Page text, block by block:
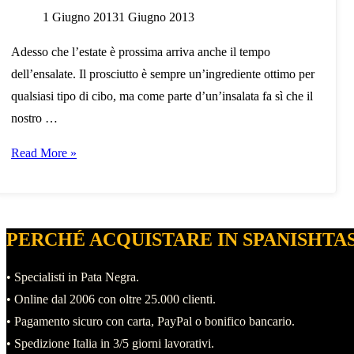
1 Giugno 20131 Giugno 2013
Adesso che l’estate è prossima arriva anche il tempo
dell’ensalate. Il prosciutto è sempre un’ingrediente ottimo per
qualsiasi tipo di cibo, ma come parte d’un’insalata fa sì che il
nostro …
Ricetta:
prosciutto,
lattuga
ed
asparagi
Read More »
PERCHÉ ACQUISTARE IN
• Specialisti in Pata Negra.
• Online dal 2006 con oltre 25.000 clienti.
• Pagamento sicuro con carta, PayPal o bonifico bancario.
• Spedizione Italia in 3/5 giorni lavorativi.